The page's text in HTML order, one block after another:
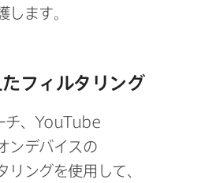
します。
た​フィルタリング
チ、YouTube
ンデバイスの​
リングを​使用して、​